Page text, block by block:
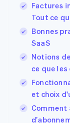
Factures
Tout ce
Bonnes
SaaS
Notions
ce que
et choix
Comment